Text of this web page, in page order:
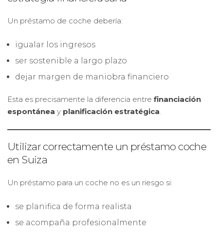
Un préstamo de coche debería:
igualar los ingresos
ser sostenible a largo plazo
dejar margen de maniobra financiero
Esta es precisamente la diferencia entre financiación
espontánea y planificación estratégica.
Utilizar correctamente un préstamo coche
en Suiza
Un préstamo para un coche no es un riesgo si:
se planifica de forma realista
se acompaña profesionalmente